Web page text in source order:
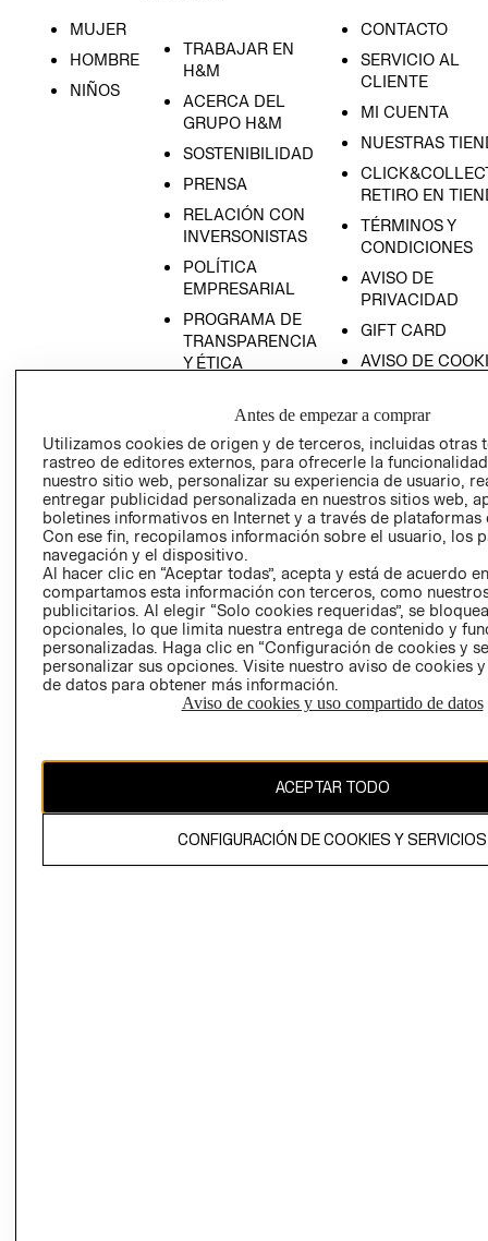
MUJER
HOMBRE
NIÑOS
TRABAJAR EN
H&M
ACERCA DEL
GRUPO H&M
SOSTENIBILIDAD
PRENSA
RELACIÓN CON
INVERSONISTAS
POLÍTICA
EMPRESARIAL
PROGRAMA DE
TRANSPARENCIA
Y ÉTICA
PROGRAMA DE
TRANSPARENCIA
Y ÉTICA (INGLÉS)
CONTACTO
SERVICIO AL
CLIENTE
MI CUENTA
NUESTRAS
RETIRO EN
TÉRMINOS Y
CONDICIONES
AVISO DE
PRIVACIDAD
GIFT CARD
AVISO DE
DE INDUSTRIA Y
COMERCIO - SIC
PETICIONES
QUEJAS Y
RECLAMOS
Colombia ($)
CAMBIAR REGIÓN
El contenido de esta página web está protegido por copyright y es
propiedad de H&M Hennes & Mauritz AB.
Antes de empezar a comprar
Utilizamos cookies de origen y de terceros, incluidas otras
rastreo de editores externos, para ofrecerle la
nuestro sitio web, personalizar su experiencia de usuario,
entregar publicidad personalizada en nuestros sitios web,
boletines informativos en Internet y a través de plataformas
Con ese fin, recopilamos información sobre el usuario, los
navegación y el dispositivo.
Al hacer clic en “Aceptar todas”, acepta y está de acuerdo
compartamos esta información con terceros, como
publicitarios. Al elegir “Solo cookies requeridas”, se
opcionales, lo que limita nuestra entrega de contenido y
personalizadas. Haga clic en “Configuración de cookies y
personalizar sus opciones. Visite nuestro aviso de cookies
de datos para obtener más información.
Aviso de cookies y uso compartido de datos
ACEPTAR TODO
CONFIGURACIÓN DE COOKIES Y SERVICIOS